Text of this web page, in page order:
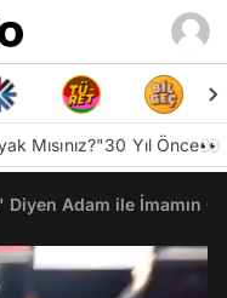
Mısınız?"30 Yıl Önce👀
Adam ile İmamın